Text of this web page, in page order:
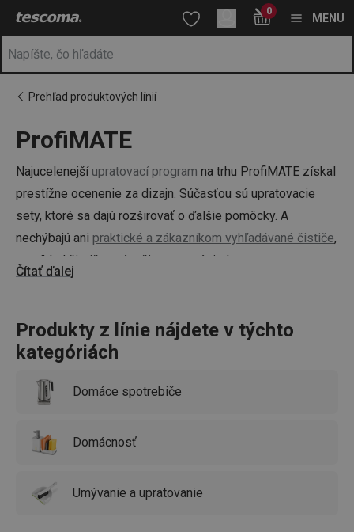
Prejsť na hlavný obsah
Prejsť na vyhľadávanie
Prejsť na navigáciu 0
MENU
Prehľad produktových línií
ProfiMATE
Najucelenejší upratovací program na trhu ProfiMATE získal
prestížne ocenenie za dizajn. Súčasťou sú upratovacie
sety, ktoré sa dajú rozširovať o ďalšie pomôcky. A
nechýbajú ani praktické a zákazníkom vyhľadávané čističe,
napríklad čistič na rúry či nerezový riad.
Čítať ďalej
Produkty z línie nájdete v týchto
kategóriách
Domáce spotrebiče
Domácnosť
Umývanie a upratovanie